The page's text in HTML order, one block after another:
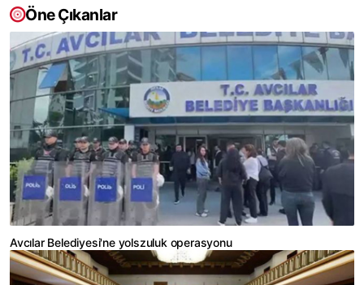
Öne Çıkanlar
Avcılar Belediyesi'ne yolszuluk operasyonu